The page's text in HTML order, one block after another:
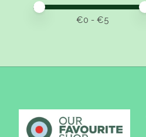
Minimale prijswaarde
Price maximum value
€0 - €5